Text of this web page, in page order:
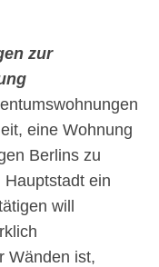
zur
eine Wohnung
Berlins zu
ein
will
Wänden ist,